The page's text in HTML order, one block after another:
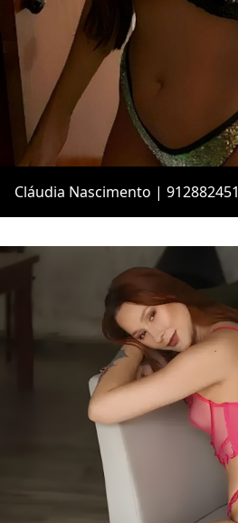
Cláudia Nascimento | 912882451